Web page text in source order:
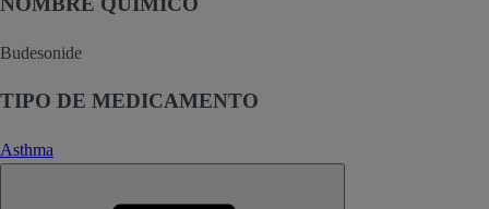
Budesonide
TIPO DE MEDICAMENTO
Asthma